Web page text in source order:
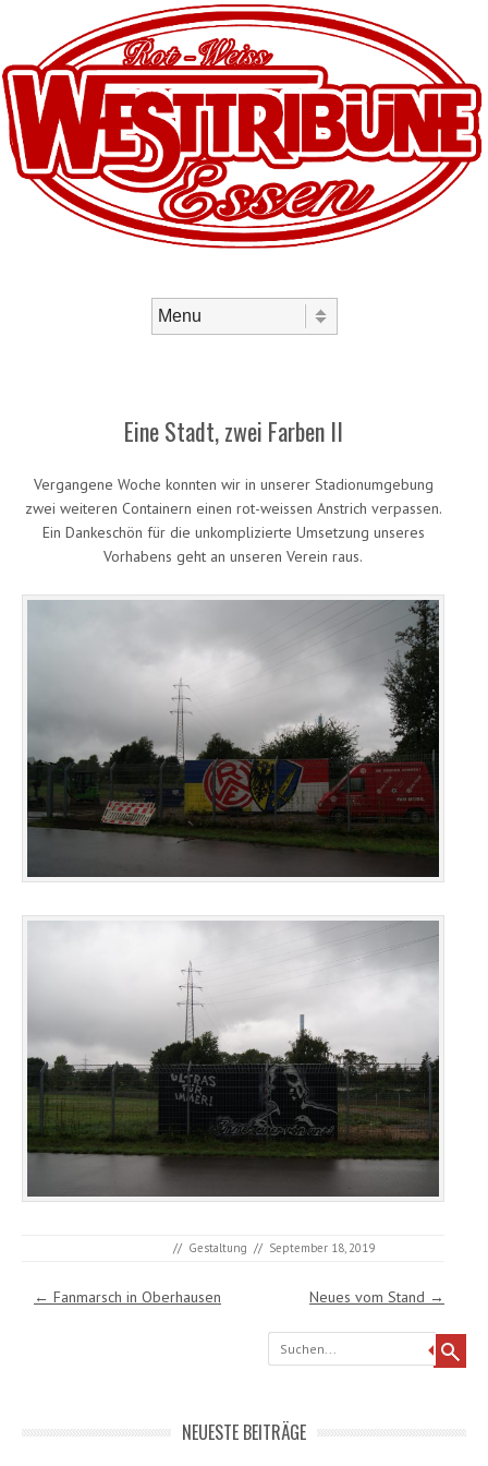
Eine Stadt, zwei Farben II
Vergangene Woche konnten wir in unserer Stadionumgebung
zwei weiteren Containern einen rot-weissen Anstrich verpassen.
Ein Dankeschön für die unkomplizierte Umsetzung unseres
Vorhabens geht an unseren Verein raus.
// Gestaltung // September 18, 2019
Post navigation
← Fanmarsch in Oberhausen Neues vom Stand →
Search
NEUESTE BEITRÄGE